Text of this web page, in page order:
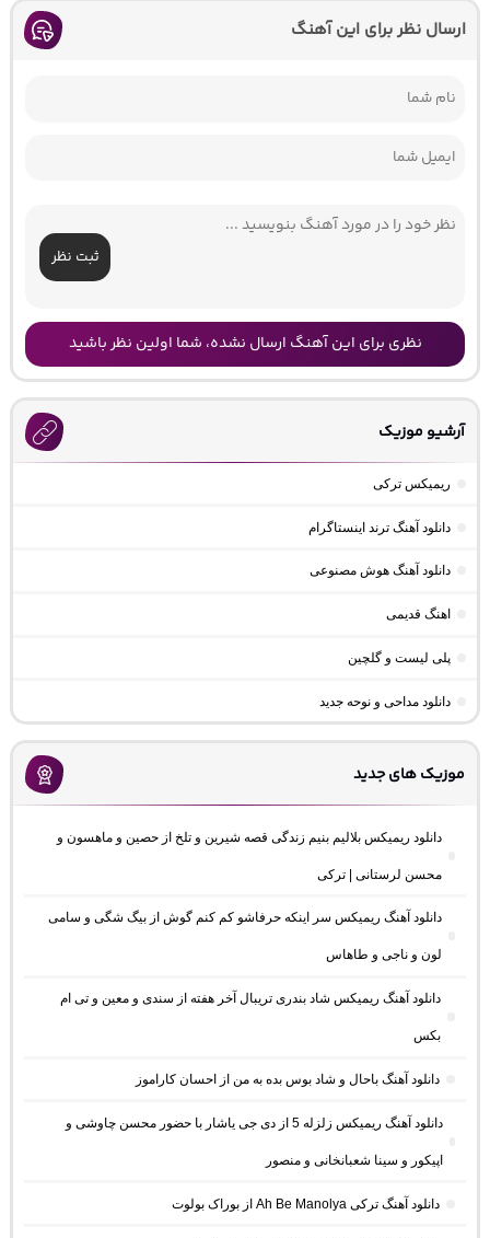
ارسال نظر برای این آهنگ
ثبت نظر
نظری برای این آهنگ ارسال نشده، شما اولین نظر باشید
آرشیو موزیک
ریمیکس ترکی
دانلود آهنگ ترند اینستاگرام
دانلود آهنگ هوش مصنوعی
اهنگ قدیمی
پلی لیست و گلچین
دانلود مداحی و نوحه جدید
موزیک های جدید
دانلود ریمیکس بلالیم بنیم زندگی قصه شیرین و تلخ از حصین و ماهسون و
محسن لرستانی | ترکی
دانلود آهنگ ریمیکس سر اینکه حرفاشو کم کنم گوش از بیگ شگی و سامی
لون و ناجی و طاهاس
دانلود آهنگ ریمیکس شاد بندری تریبال آخر هفته از سندی و معین و تی ام
بکس
دانلود آهنگ باحال و شاد بوس بده به من از احسان کاراموز
دانلود آهنگ ریمیکس زلزله 5 از دی جی یاشار با حضور محسن چاوشی و
اپیکور و سینا شعبانخانی و منصور
دانلود آهنگ ترکی Ah Be Manolya از بوراک بولوت